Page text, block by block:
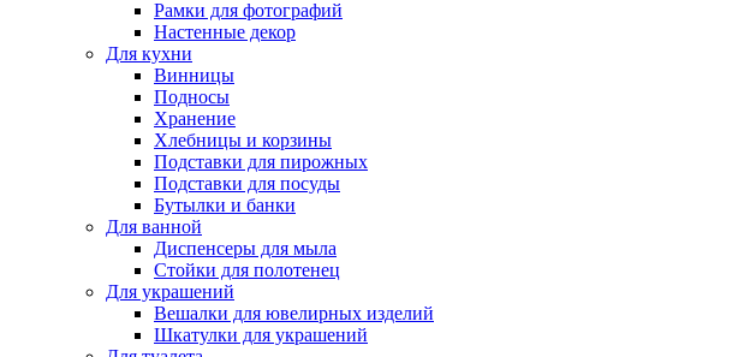
Рамки для фотографий
Настенные декор
Для кухни
Винницы
Подносы
Хранение
Хлебницы и корзины
Подставки для пирожных
Подставки для посуды
Бутылки и банки
Для ванной
Диспенсеры для мыла
Стойки для полотенец
Для украшений
Вешалки для ювелирных изделий
Шкатулки для украшений